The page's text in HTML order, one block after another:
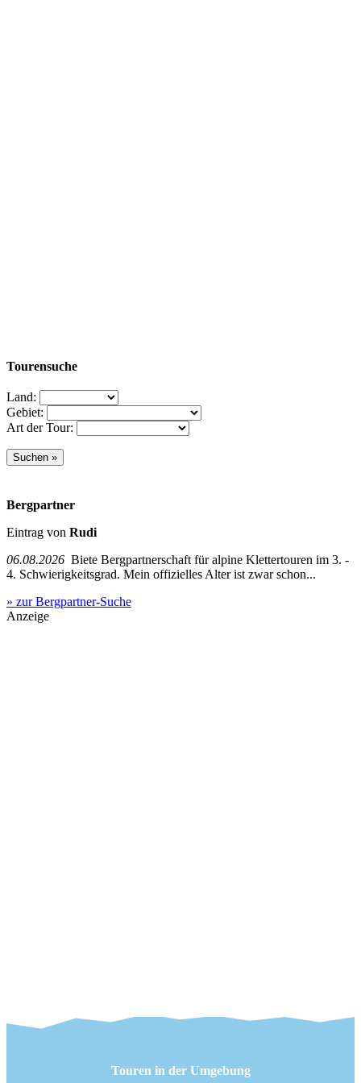
Tourensuche
Land:
Gebiet:
Art der Tour:
Bergpartner
Eintrag von Rudi
06.08.2026 Biete Bergpartnerschaft für alpine Klettertouren im 3. -
4. Schwierigkeitsgrad. Mein offizielles Alter ist zwar schon...
» zur Bergpartner-Suche
Anzeige
Touren in der Umgebung